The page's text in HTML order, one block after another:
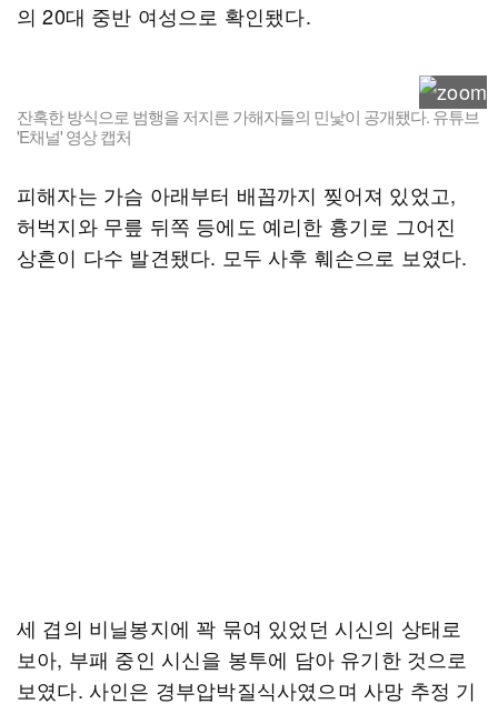
의 20대 중반 여성으로 확인됐다.
잔혹한 방식으로 범행을 저지른 가해자들의 민낯이 공개됐다. 유튜브
'E채널' 영상 캡처
피해자는 가슴 아래부터 배꼽까지 찢어져 있었고,
허벅지와 무릎 뒤쪽 등에도 예리한 흉기로 그어진
상흔이 다수 발견됐다. 모두 사후 훼손으로 보였다.
세 겹의 비닐봉지에 꽉 묶여 있었던 시신의 상태로
보아, 부패 중인 시신을 봉투에 담아 유기한 것으로
보였다. 사인은 경부압박질식사였으며 사망 추정 기